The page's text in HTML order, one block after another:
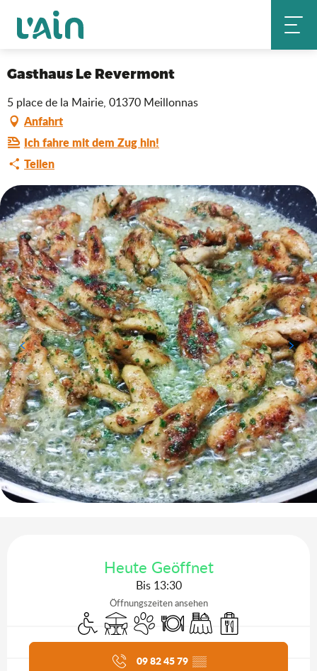
contenu
Startseite
Gasthaus Le Revermont
5 place de la Mairie, 01370 Meillonnas
Anfahrt
Ich fahre mit dem Zug hin!
Teilen
Heute Geöffnet
Bis 13:30
Öffnungszeiten ansehen
Zugang für Behinderte
TerrasseTiere erlaubt
Restaurant
BankettVerkauf zum
Aktuelle Agenda
09 82 45 79 ▒▒